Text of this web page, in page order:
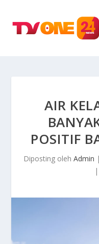
AIR
POSITIF
Diposting oleh Admin |
|